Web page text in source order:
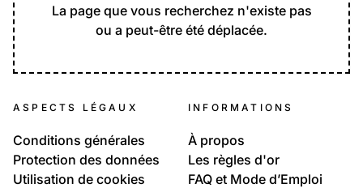
La page que vous recherchez n'existe pas
ou a peut-être été déplacée.
ASPECTS LÉGAUX
Conditions générales
Protection des données
Utilisation de cookies
INFORMATIONS
À propos
Les règles d'or
FAQ et Mode d’Emploi